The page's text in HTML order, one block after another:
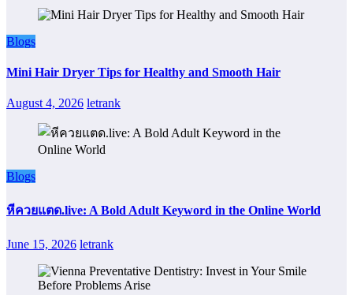
Blogs
Mini Hair Dryer Tips for Healthy and Smooth Hair
August 4, 2026 letrank
Blogs
หีควยแตด.live: A Bold Adult Keyword in the Online World
June 15, 2026 letrank